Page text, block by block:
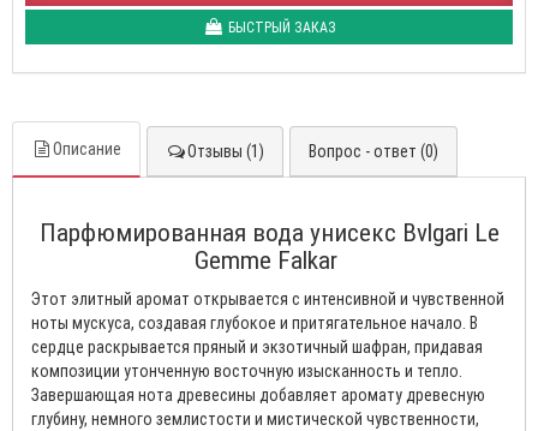
БЫСТРЫЙ ЗАКАЗ
Описание Отзывы (1) Вопрос - ответ (0)
Парфюмированная вода унисекс Bvlgari Le
Gemme Falkar
Этот элитный аромат открывается с интенсивной и чувственной
ноты мускуса, создавая глубокое и притягательное начало. В
сердце раскрывается пряный и экзотичный шафран, придавая
композиции утонченную восточную изысканность и тепло.
Завершающая нота древесины добавляет аромату древесную
глубину, немного землистости и мистической чувственности,